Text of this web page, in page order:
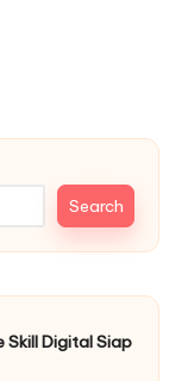
Search
Skill Digital Siap